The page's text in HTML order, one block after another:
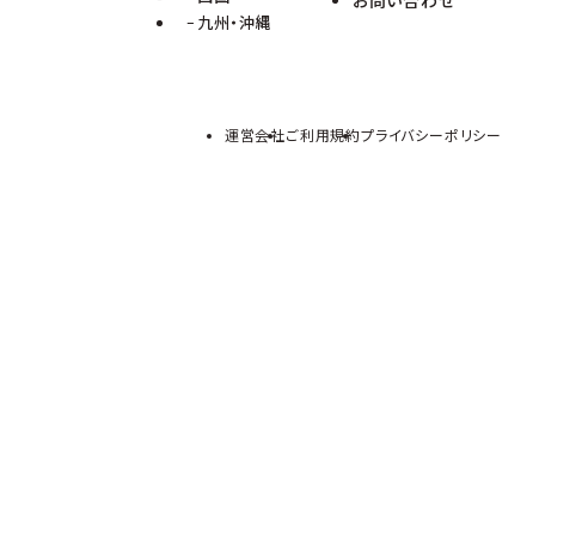
九州・沖縄
運営会社ご利用規約プライバシーポリシー